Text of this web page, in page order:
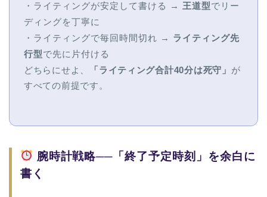
・ライティングが安定して書ける → 王道型でリー
ディングを丁寧に
・ライティングで毎回時間切れ → ライティング先
行型で先に片付ける
どちらにせよ、
「ライティング合計40分は死守」 が
すべての前提です。
腕時計戦略──「終了予定時刻」を余白に
書く